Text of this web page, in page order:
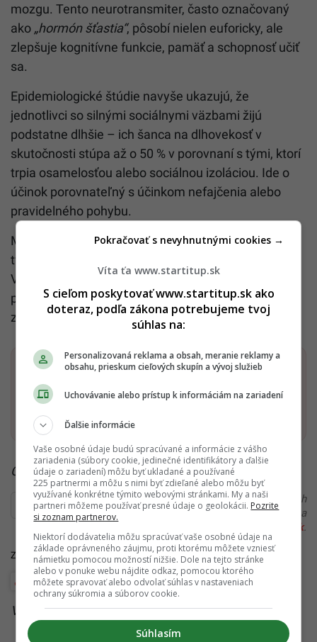
mozgu. Tento neurotransmiter, často označovaný
ako „hormón šťastia“, pôsobí nielen euforicky, ale
zlepšuje kognitívne funkcie, pamäť a schopnosť učiť
sa.
Epidemiologické štúdie navyše ukazujú, že
jednotlivci so silnými sociálnymi väzbami žijú
podstatne dlhšie – ich šanca na dlhovekosť v
skutočnosti stúpa až o 50 % v porovnaní s tými, ktorí
trpia osamelosťou alebo sociálnou izoláciou. Ide o
účinok porovnateľný s účinkom nefajčenia alebo
pravidelného pohybu.
Mozog si aj vo vysokom veku zachováva schopnosť
tvoriť nové prepojenia vďaka tzv. neuroplasticite.
Vytváranie a udržiavanie vzťahov by teda malo
predstavovať celoživotný záväzok voči vlastnému
zdraviu.
Dostaň Startitup do svojich Google odporúčaní
Čítaj viac z kategórie: Wellbeing
Ďakujeme, že čítaš Startitup. V prípade, že máš postreh
alebo si našiel v článku chybu, napíš nám na
redakcia@startitup.sk.
Zdroje:New York Post,Today ,Stanford Lifestyle Medicine
Wellbeing
Viac k téme:dlhovekosť,lekár
Víta ťa www.startitup.sk
S cieľom poskytovať www.startitup.sk ako
doteraz, podľa zákona potrebujeme tvoj
súhlas na:
Personalizovaná reklama a obsah, meranie reklamy a
obsahu, prieskum cieľových skupín a vývoj služieb
Uchovávanie alebo prístup k informáciám na zariadení
Ďalšie informácie
Vaše osobné údaje budú spracúvané a informácie z vášho
zariadenia (súbory cookie, jedinečné identifikátory a ďalšie
údaje o zariadení) môžu byť ukladané a používané
225 partnermi a môžu s nimi byť zdieľané alebo môžu byť
využívané konkrétne týmito webovými stránkami. My a naši
partneri môžeme používať presné údaje o geolokácii. Pozrite
si zoznam partnerov.
Niektorí dodávatelia môžu spracúvať vaše osobné údaje na
základe oprávneného záujmu, proti ktorému môžete vzniesť
námietku pomocou možností nižšie. Dole na tejto stránke
alebo v ponuke webu nájdite odkaz, pomocou ktorého
môžete spravovať alebo odvolať súhlas v nastaveniach
ochrany súkromia a súborov cookie.
Súhlasím
Pokračovať s nevyhnutnými cookies →